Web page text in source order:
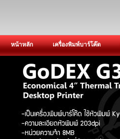
หน้าหลัก เครื่องพิมพ์บาร์โค๊ด